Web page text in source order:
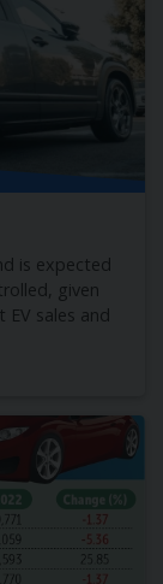
is expected
given
sales and